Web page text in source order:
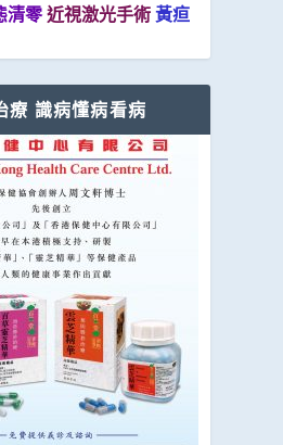
清零近視激光手術黃疸
療 識病懂病看病